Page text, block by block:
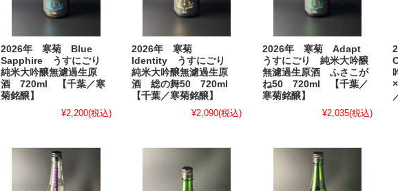
2026年 寒菊 Blue
Sapphire うすにごり
純米大吟醸無濾過生原
酒 720ml 【千葉／寒
菊銘醸】
¥2,200(税込)
2026年 寒菊
Identity うすにごり
純米大吟醸無濾過生原
酒 総の舞50 720ml
【千葉／寒菊銘醸】
¥2,090(税込)
2026年 寒菊 Adapt
うすにごり 純米大吟醸
無濾過生原酒 ふさこが
ね50 720ml 【千葉／
寒菊銘醸】
¥2,035(税込)